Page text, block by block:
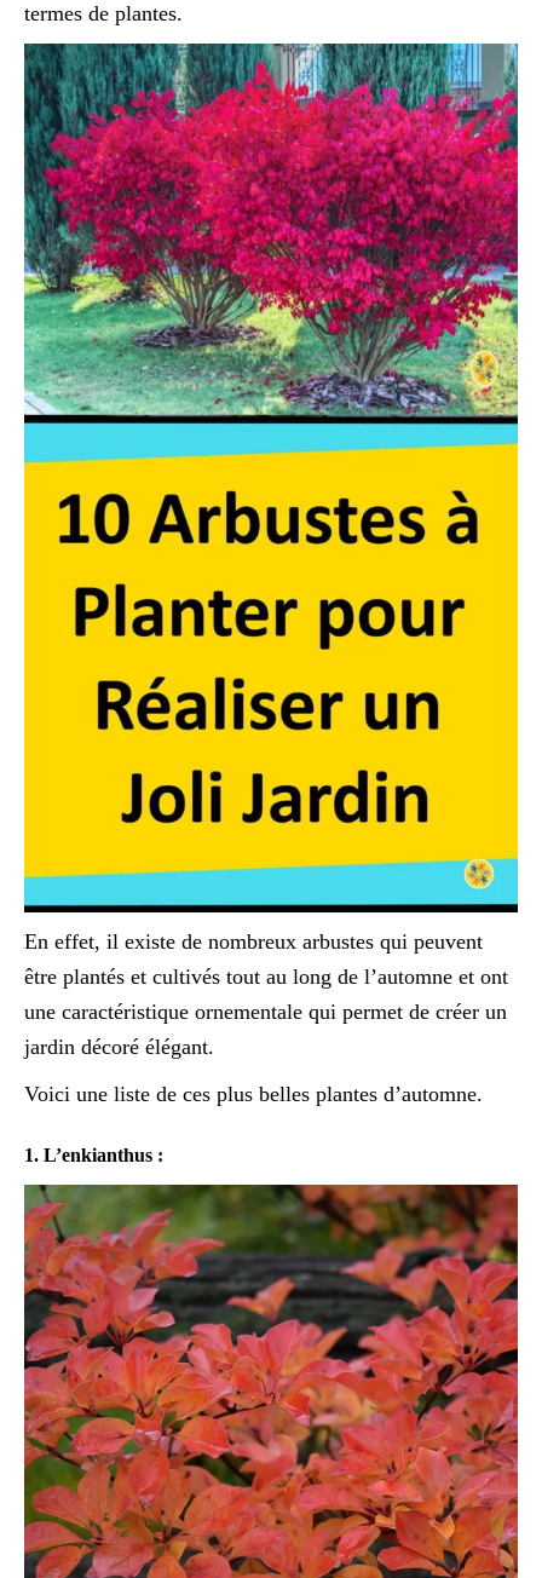
termes de plantes.
En effet, il existe de nombreux arbustes qui peuvent
être plantés et cultivés tout au long de l’automne et ont
une caractéristique ornementale qui permet de créer un
jardin décoré élégant.
Voici une liste de ces plus belles plantes d’automne.
1. L’enkianthus :